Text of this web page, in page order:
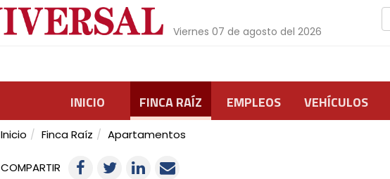
Viernes 07 de agosto del 2026
INICIO FINCA RAÍZ EMPLEOS VEHÍCULOS
Inicio Finca Raíz Apartamentos
COMPARTIR